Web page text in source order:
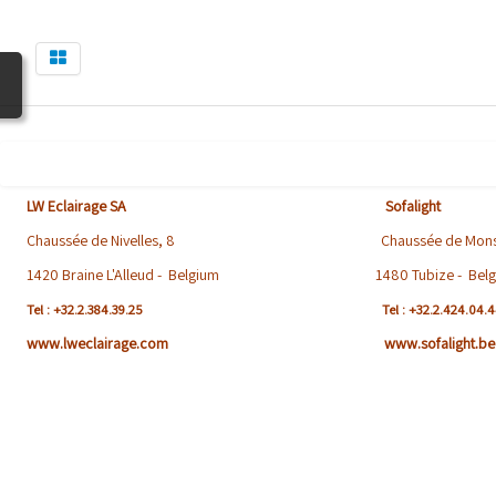
LW Eclairage SA Sofalight
Chaussée de Nivelles, 8 Chaussée de Mons,
1420 Braine L'Alleud - Belgium 1480 Tubize -
Tel : +32.2.384.39.25 Tel :
www.lweclairage.com www.sofalight.be